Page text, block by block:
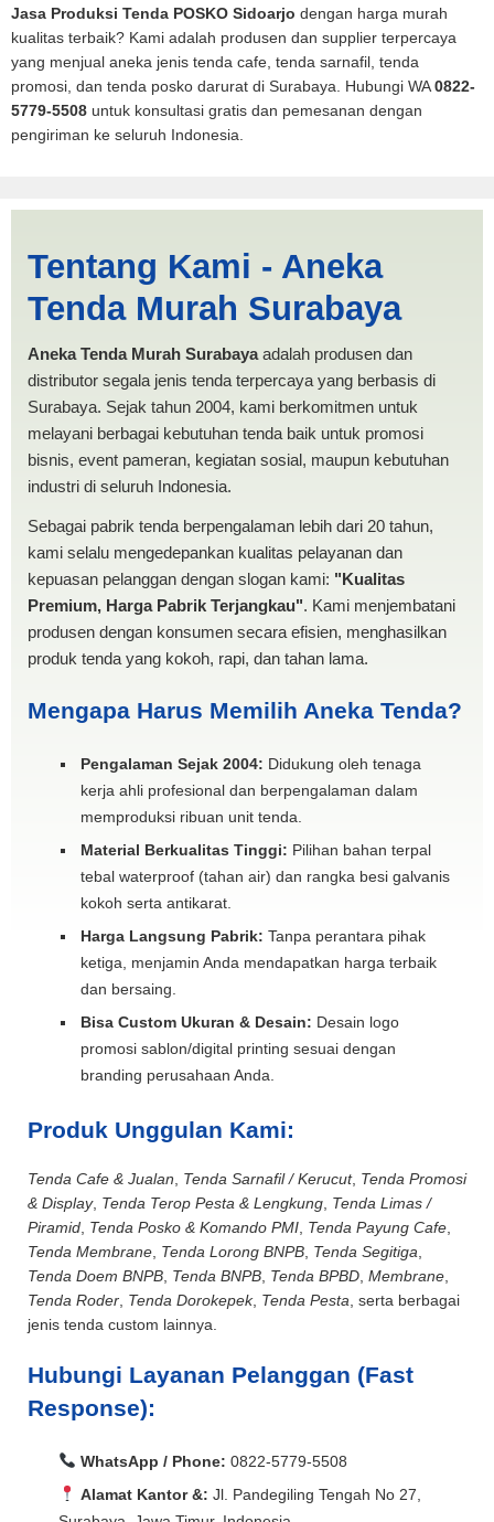
Jasa Produksi Tenda POSKO Sidoarjo dengan harga murah
kualitas terbaik? Kami adalah produsen dan supplier terpercaya
yang menjual aneka jenis tenda cafe, tenda sarnafil, tenda
promosi, dan tenda posko darurat di Surabaya. Hubungi WA0822-
5779-5508 untuk konsultasi gratis dan pemesanan dengan
pengiriman ke seluruh Indonesia.
POSKO Sidoarjo |
PRODUKSI ANEKA TENDA
MURAH
Tentang Kami - Aneka
Tenda Murah Surabaya
Aneka Tenda Murah Surabayaadalah produsen dan
distributor segala jenis tenda terpercaya yang berbasis di
Surabaya. Sejak tahun 2004, kami berkomitmen untuk
melayani berbagai kebutuhan tenda baik untuk promosi
bisnis, event pameran, kegiatan sosial, maupun kebutuhan
industri di seluruh Indonesia.
Sebagai pabrik tenda berpengalaman lebih dari 20 tahun,
kami selalu mengedepankan kualitas pelayanan dan
kepuasan pelanggan dengan slogan kami: "Kualitas
Premium, Harga Pabrik Terjangkau". Kami menjembatani
produsen dengan konsumen secara efisien, menghasilkan
produk tenda yang kokoh, rapi, dan tahan lama.
Mengapa Harus Memilih Aneka Tenda?
Pengalaman Sejak 2004: Didukung oleh tenaga
kerja ahli profesional dan berpengalaman dalam
memproduksi ribuan unit tenda.
Material Berkualitas Tinggi: Pilihan bahan terpal
tebal waterproof (tahan air) dan rangka besi galvanis
kokoh serta antikarat.
Harga Langsung Pabrik: Tanpa perantara pihak
ketiga, menjamin Anda mendapatkan harga terbaik
dan bersaing.
Bisa Custom Ukuran & Desain: Desain logo
promosi sablon/digital printing sesuai dengan
branding perusahaan Anda.
Produk Unggulan Kami:
Tenda Cafe & Jualan Tenda Sarnafil / Kerucut, Tenda Promosi
& Display, Tenda Terop Pesta & Lengkung Tenda Limas /
Piramid Tenda Posko & Komando PMI Tenda Payung Cafe
Tenda Membrane Tenda Lorong BNPB Tenda Segitiga
Tenda Doem BNPB Tenda BNPB Tenda BPBD Membrane
Tenda Roder Tenda Dorokepek, Tenda Pesta , serta berbagai
jenis tenda custom lainnya.
Hubungi Layanan Pelanggan (Fast
Response):
WhatsApp / Phone: 0822-5779-5508
Alamat Kantor &: Jl. Pandegiling Tengah No 27,